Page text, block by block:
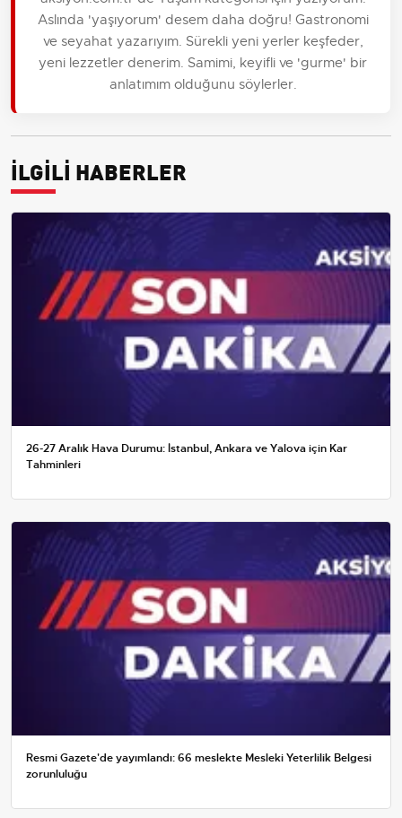
Aslında 'yaşıyorum' desem daha doğru! Gastronomi
ve seyahat yazarıyım. Sürekli yeni yerler keşfeder,
yeni lezzetler denerim. Samimi, keyifli ve 'gurme' bir
anlatımım olduğunu söylerler.
İLGİLİ HABERLER
26-27 Aralık Hava Durumu: İstanbul, Ankara ve Yalova için Kar
Tahminleri
Resmi Gazete'de yayımlandı: 66 meslekte Mesleki Yeterlilik Belgesi
zorunluluğu